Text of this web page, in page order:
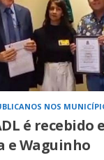
NOS
é recebido
e Waguinho